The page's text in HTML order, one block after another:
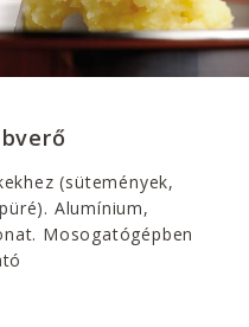
(sütemények,
Alumínium,
Mosogatógépben